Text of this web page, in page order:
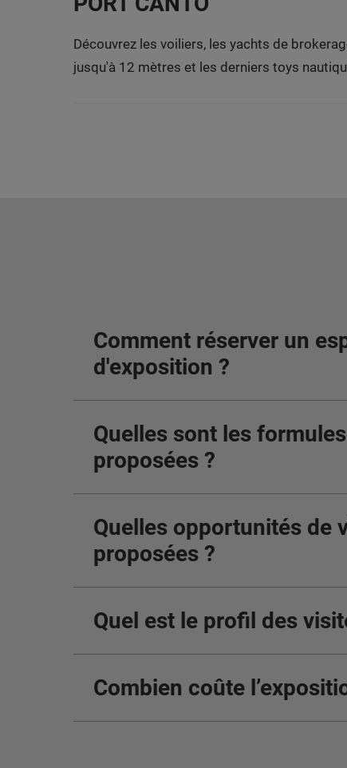
Découvrez les voiliers, les yachts de
jusqu'à 12 mètres et les derniers toys
Comment réserver un
d'exposition ?
Quelles sont les
proposées ?
Quelles opportunités de
proposées ?
Quel est le profil des
Combien coûte